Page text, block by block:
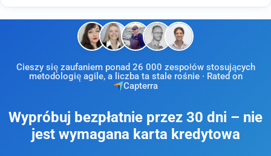
Cieszy się zaufaniem ponad 26 000 zespołów stosujących
metodologię agile, a liczba ta stale rośnie · Rated on
Capterra
Wypróbuj bezpłatnie przez 30 dni – nie
jest wymagana karta kredytowa